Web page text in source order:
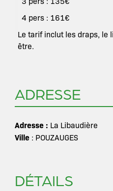
4 pers : 161€
Le tarif inclut les draps, le
être.
ADRESSE
Adresse : La Libaudière
Ville : POUZAUGES
DÉTAILS